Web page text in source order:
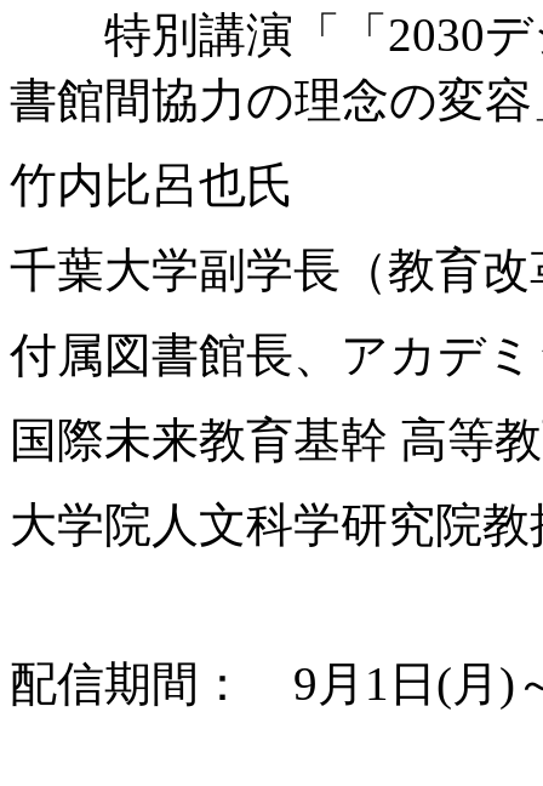
特別講演「「2030デ
書館間協力の理念の変容
竹内比呂也氏
千葉大学副学長（教育
付属図書館長、アカデ
国際未来教育基幹 高等
大学院人文科学研究院
配信期間： 9月1日(月)